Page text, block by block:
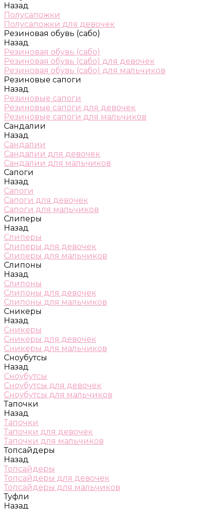
Назад
Полусапожки
Полусапожки для девочек
Резиновая обувь (сабо)
Назад
Резиновая обувь (сабо)
Резиновая обувь (сабо) для девочек
Резиновая обувь (сабо) для мальчиков
Резиновые сапоги
Назад
Резиновые сапоги
Резиновые сапоги для девочек
Резиновые сапоги для мальчиков
Сандалии
Назад
Сандалии
Сандалии для девочек
Сандалии для мальчиков
Сапоги
Назад
Сапоги
Сапоги для девочек
Сапоги для мальчиков
Слиперы
Назад
Слиперы
Слиперы для девочек
Слиперы для мальчиков
Слипоны
Назад
Слипоны
Слипоны для девочек
Слипоны для мальчиков
Сникеры
Назад
Сникеры
Сникеры для девочек
Сникеры для мальчиков
Сноубутсы
Назад
Сноубутсы
Сноубутсы для девочек
Сноубутсы для мальчиков
Тапочки
Назад
Тапочки
Тапочки для девочек
Тапочки для мальчиков
Топсайдеры
Назад
Топсайдеры
Топсайдеры для девочек
Топсайдеры для мальчиков
Туфли
Назад